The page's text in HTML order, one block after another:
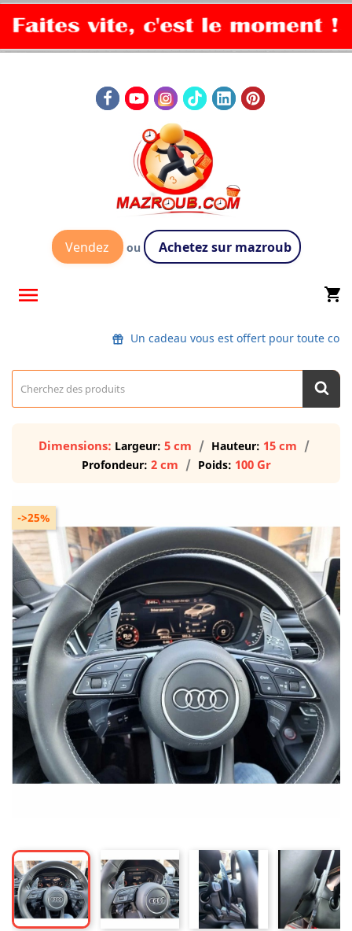
Vendez ou Achetez sur mazroub
 shopping_cart
Un cadeau vous est offert pour toute
Dimensions: Largeur: 5 cm Hauteur: 15 cm
Profondeur: 2 cm Poids: 100 Gr
->25%